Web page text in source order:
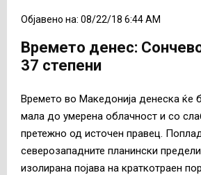
Објавено на: 08/22/18 6:44 AM
Времето денес:
37 степени
Времето во Македонија денеска ќе
мала до умерена облачност и со
претежно од источен правец.
северозападните планински
изолирана појава на краткотраен